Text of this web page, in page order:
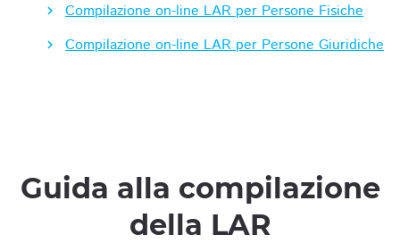
Compilazione on-line LAR per Persone Fisiche
Compilazione on-line LAR per Persone Giuridiche
Guida alla compilazione
della LAR